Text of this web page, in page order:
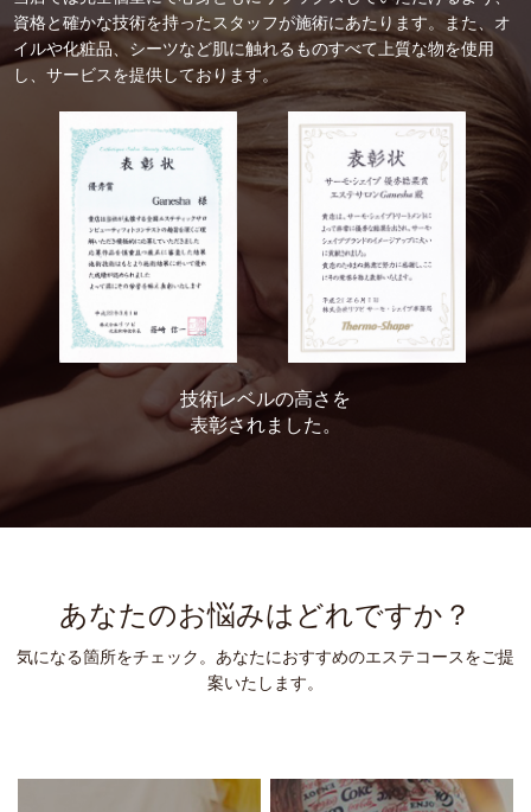
資格と確かな技術を持ったスタッフが施術にあたります。また、オ
イルや化粧品、シーツなど肌に触れるものすべて上質な物を使用
し、サービスを提供しております。
技術レベルの高さを
表彰されました。
あなたのお悩みはどれですか？
気になる箇所をチェック。あなたにおすすめのエステコースをご提
案いたします。